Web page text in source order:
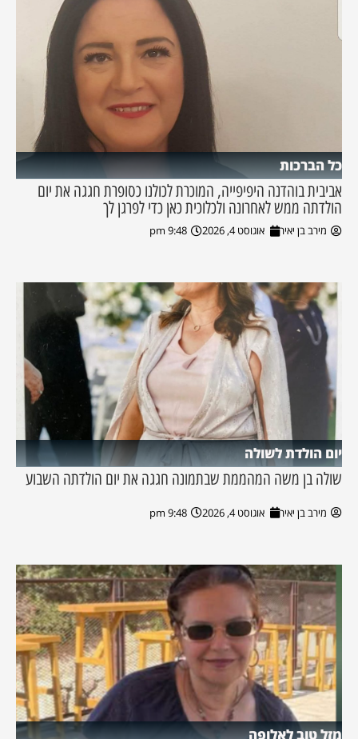
כל הברכות
אביבית בוהדנה היפיפייה, המוכרת לכולנו כסופרת חגגה את יום
הולדתה ממש לאחרונה ולכלוכית כאן כדי לפרגן לך
מירב בן יאיר אוגוסט 4, 2026 9:48 pm
יום הולדת לשולה
שולה בן משה המהממת שבתמונה חגגה את יום הולדתה השבוע
מירב בן יאיר אוגוסט 4, 2026 9:48 pm
מזל טוב לאלופה